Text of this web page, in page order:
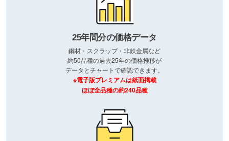
25年間分の価格データ
鋼材・スクラップ・非鉄金属など
約50品種の過去25年の価格推移が
データとチャートで確認できます。
※電子版プレミアムは紙面掲載
ほぼ全品種の約240品種